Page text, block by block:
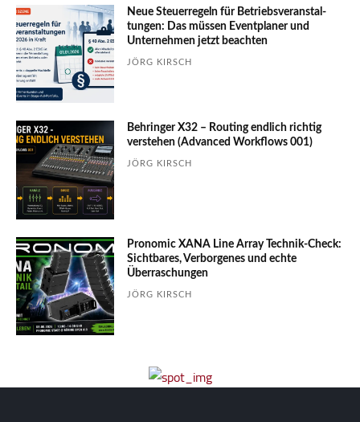
Neue Steuerregeln für Betriebs­ver­an­stal­
tungen: Das müssen Event­planer und
Unter­nehmen jetzt beachten
JÖRG KIRSCH
Behringer X32 – Routing endlich richtig
verstehen (Advanced Workflows 001)
JÖRG KIRSCH
Pronomic XANA Line Array Technik-Check:
Sichtbares, Verborgenes und echte
Überraschungen
JÖRG KIRSCH